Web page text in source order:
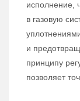
исполнение,
в газовую
и
принципу
позволяет